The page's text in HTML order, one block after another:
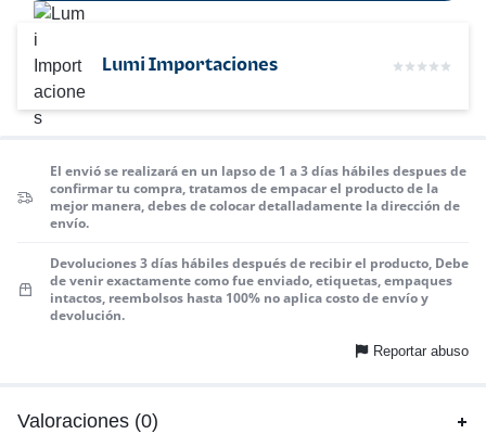
Lumi Importaciones
El envió se realizará en un lapso de 1 a 3 días hábiles despues de
confirmar tu compra, tratamos de empacar el producto de la
mejor manera, debes de colocar detalladamente la dirección de
envío.
Devoluciones 3 días hábiles después de recibir el producto, Debe
de venir exactamente como fue enviado, etiquetas, empaques
intactos, reembolsos hasta 100% no aplica costo de envío y
devolución.
Reportar abuso
Valoraciones (0)